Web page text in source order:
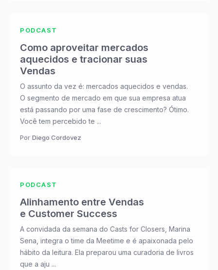
PODCAST
Como aproveitar mercados
aquecidos e tracionar suas
Vendas
O assunto da vez é: mercados aquecidos e vendas.
O segmento de mercado em que sua empresa atua
está passando por uma fase de crescimento? Ótimo.
Você tem percebido te ...
Por Diego Cordovez
PODCAST
Alinhamento entre Vendas
e Customer Success
A convidada da semana do Casts for Closers, Marina
Sena, integra o time da Meetime e é apaixonada pelo
hábito da leitura. Ela preparou uma curadoria de livros
que a aju ...